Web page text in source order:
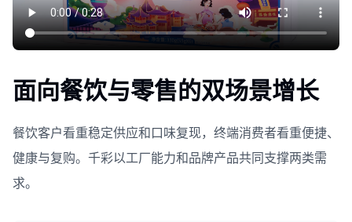
面向餐饮与零售的双场景增长
餐饮客户看重稳定供应和口味复现，终端消费者看重便捷、
健康与复购。千彩以工厂能力和品牌产品共同支撑两类需
求。